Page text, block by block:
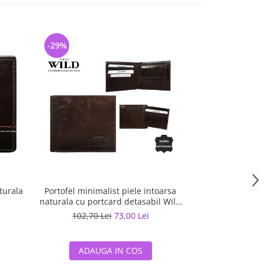
Portofel minimalist piele intoarsa
naturala cu portcard detasabil Wild
PORM202 Maron
102,70 Lei 73,00 Lei
-29%
ADAUGA IN COS